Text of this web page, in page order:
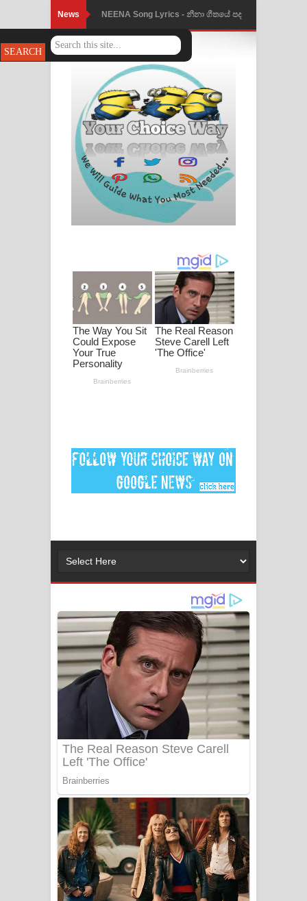
News NEENA Song Lyrics - නීනා ගීතයේ පද
පෙළ
Ahimi Wimai Himi Song Lyrics - අහිමි
විමයි හිමි ගීතයේ පද පෙළ
Mathaka Parana Song Lyrics - මතක
පාරනා ගීතයේ පද පෙළ
Nimnadhen Song Lyrics - නිම්නාදෙන්
ගීතයේ පද පෙළ
ඔබමයි මගේ ආදරේ ගීතයේ පද පෙළ
Pansal Gihin Song Lyrics - පන්සල් ගිහිං
ගීතයේ පද පෙළ
Ankeliya Song Lyrics - අංකෙළිය ගීතයේ
ගීතයේ පද පෙළ
MANAMALA KATHA Song Lyrics -
2026 football world cup song lyrics
අම්මා ගීතයේ පද පෙළ
Gemak Deela Song Lyrics - ගේමක් දීලා
ගීතයේ පද පෙළ
Niwuna Numba Hinda Song Lyrics -
නිවුනා නුඹ හින්දා ගීතයේ පද පෙළ
Numba Dun Aadare Song Lyrics - නුඹ
Liyamuda Dan Anagathe Song Lyrics
- ලියමුද දැන් අනාගතේ ගීතයේ පද පෙළ
Doni Song Lyrics - දෝණි ගීතයේ පද